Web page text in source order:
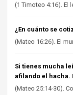
(1 Timoteo 4:16). El
¿En cuánto se
(Mateo 16:26). El
Si tienes mucha
afilando el hacha.
(Mateo 25:14-30).